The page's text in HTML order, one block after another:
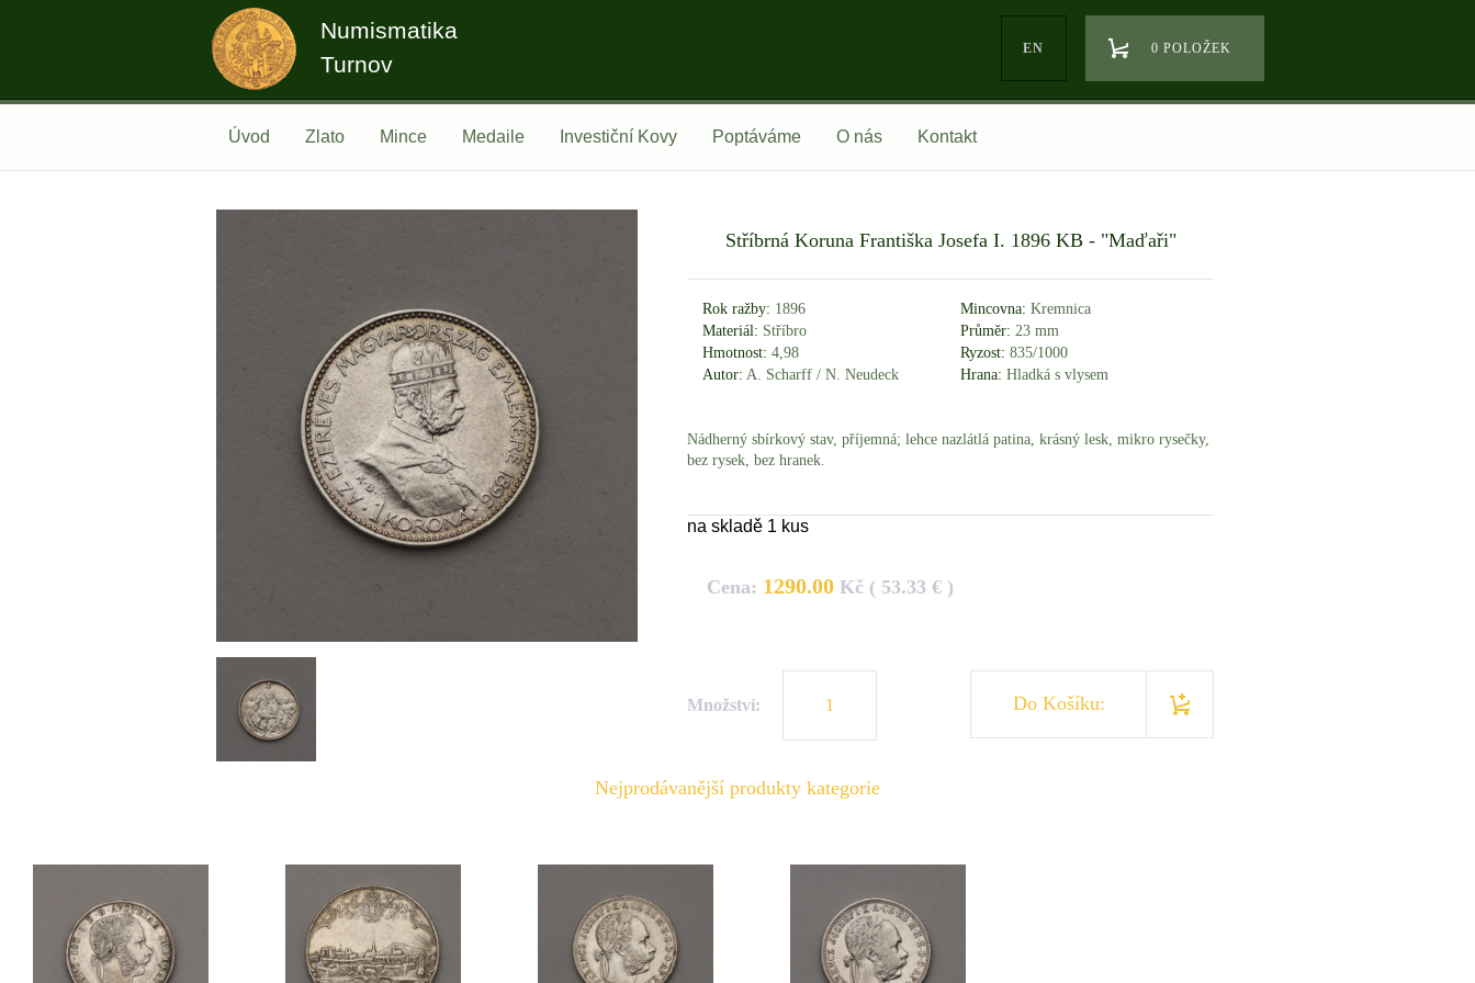
Numismatika
Turnov
EN 0 POLOŽEK
Úvod Zlato Mince Medaile Investiční Kovy Poptáváme O nás Kontakt
Stříbrná Koruna Františka Josefa I. 1896 KB - "Maďaři"
Rok ražby: 1896 Mincovna: Kremnica
Materiál: Stříbro Průměr: 23 mm
Hmotnost: 4,98 Ryzost: 835/1000
Autor: A. Scharff / N. Neudeck Hrana: Hladká s vlysem
Nádherný sbírkový stav, příjemná; lehce nazlátlá patina, krásný lesk, mikro rysečky,
bez rysek, bez hranek.
na skladě 1 kus
Cena: 1290.00 Kč ( 53.33 € )
Množství: Do Košíku:
Nejprodávanější produkty kategorie